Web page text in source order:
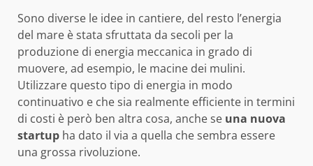
Sono diverse le idee in cantiere, del resto l’energia
del mare è stata sfruttata da secoli per la
produzione di energia meccanica in grado di
muovere, ad esempio, le macine dei mulini.
Utilizzare questo tipo di energia in modo
continuativo e che sia realmente efficiente in termini
di costi è però ben altra cosa, anche se una nuova
startup ha dato il via a quella che sembra essere
una grossa rivoluzione.